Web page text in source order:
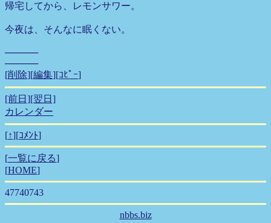
帰宅してから、レモンサワー。
今夜は、そんなに眠くない。
─────
─────
[削除][編集][ｺﾋﾟｰ]
[前日][翌日]
カレンダー
[↑][ｺﾒﾝﾄ]
[一覧に戻る]
[HOME]
47740743
nbbs.biz